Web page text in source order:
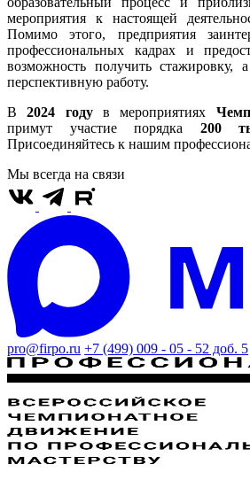
мероприятия к настоящей
Помимо этого, предприятия
профессиональных кадрах и
возможность получить стажировку,
перспективную работу.
В2024 годув мероприятиях
примут участие порядка 200
Присоединяйтесь к нашим
Мы всегда на связи
pro@firpo.ru +7 (499) 009 - 05 - 52 доб. 5